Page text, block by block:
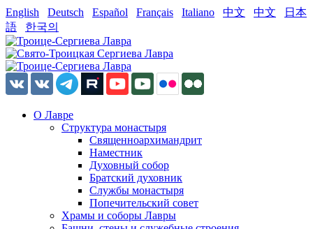
English Deutsch Español Français Italiano 中文 中文
日本
語
한국의
О Лавре
Структура монастыря
Священноархимандрит
Наместник
Духовный собор
Братский духовник
Службы монастыря
Попечительский совет
Храмы и соборы Лавры